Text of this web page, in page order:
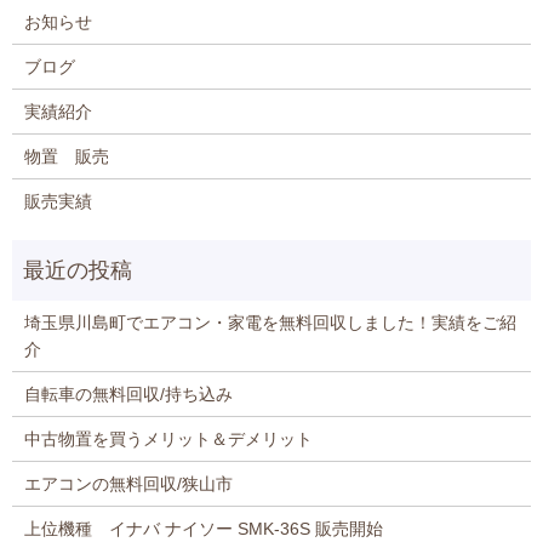
お知らせ
ブログ
実績紹介
物置 販売
販売実績
埼玉県川島町でエアコン・家電を無料回収しました！実績をご紹
介
自転車の無料回収/持ち込み
中古物置を買うメリット＆デメリット
エアコンの無料回収/狭山市
上位機種 イナバ ナイソー SMK-36S 販売開始